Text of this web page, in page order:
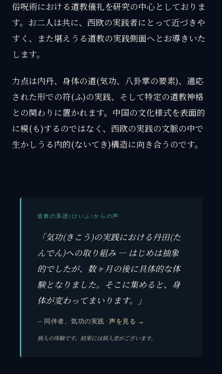
俗呪術における道教儀礼を研究の中心としておりま
す。お二人は共に、西欧の実践者にとって近づきや
すく、また堪えうる道教の実践側面へとお導きいた
します。
力点は内丹、身体の道(気功、八卦掌の要素)、適応
された形での符(ふ)の実践、そして特定の道教神格
との関わりに置かれます。中国の文化様式を表面的
に模(も)するのではなく、西欧の実践の文脈の中で
生かしうる内的(ないてき)構造に向き合うのです。
道教の系譜(けいふ)からの声
「気功(きこう)の実践における丹田(た
んでん)への取り組み — はじめは抽象
的でしたが、数ヶ月の後に具体的な体
験となりました。そこに集めると、身
体が変わってまいります。」
— 同伴者、気功の実践 ·声を見る →
個人の体験です。結果には個人差がございます。